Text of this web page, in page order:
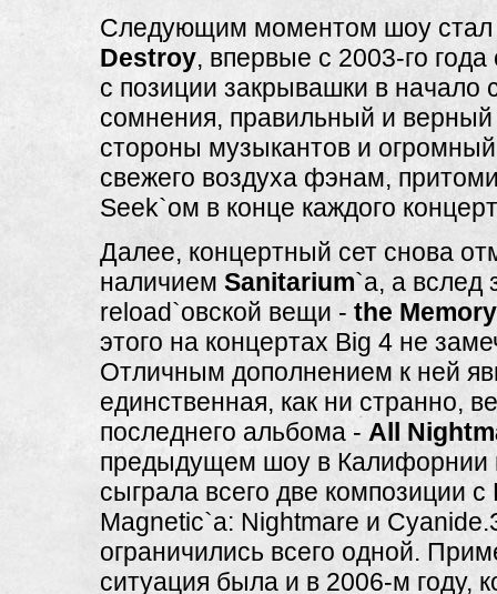
Следующим моментом шоу
Destroy, впервые с 2003-го
с позиции закрывашки в начало
сомнения, правильный и верный
стороны музыкантов и огромный
свежего воздуха фэнам,
Seek`ом в конце каждого
Далее, концертный сет снова
наличием Sanitarium`a, а вслед
reload`овской вещи - the
этого на концертах Big 4 не
Отличным дополнением к ней
единственная, как ни странно,
последнего альбома - All
предыдущем шоу в Калифорнии
сыграла всего две композиции с
Magnetic`a: Nightmare и
ограничились всего одной.
ситуация была и в 2006-м году,